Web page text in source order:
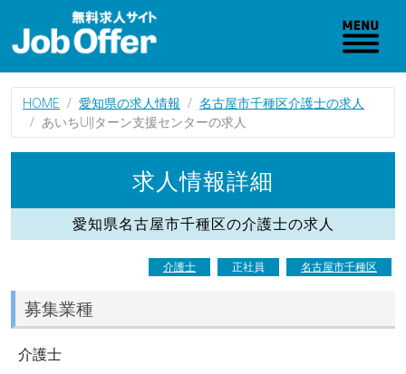
HOME 愛知県の求人情報
名古屋市千種区介護士の求人
あいちUIJターン支援センターの求人
求人情報詳細
愛知県名古屋市千種区の介護士の求人
介護士 正社員 名古屋市千種区
募集業種
介護士